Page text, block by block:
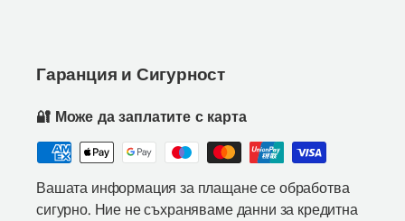
Гаранция и Сигурност
🔐 Може да заплатите с карта
Вашата информация за плащане се обработва
сигурно. Ние не съхраняваме данни за кредитна